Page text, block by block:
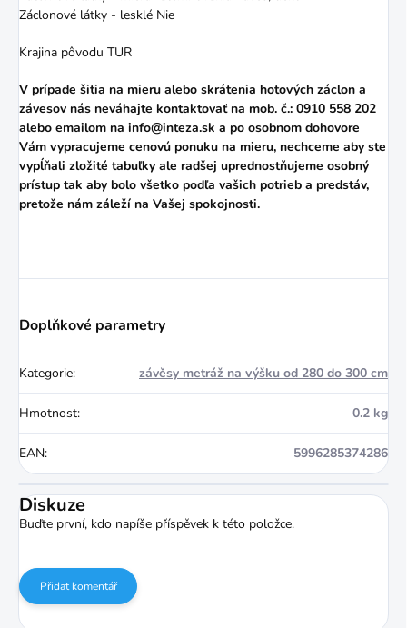
Záclonové látky - lesklé Nie
Krajina pôvodu TUR
V prípade šitia na mieru alebo skrátenia hotových záclon a
závesov nás neváhajte kontaktovať na mob. č.: 0910 558 202
alebo emailom na info@inteza.sk a po osobnom dohovore
Vám vypracujeme cenovú ponuku na mieru, nechceme aby ste
vypĺňali zložité tabuľky ale radšej uprednostňujeme osobný
prístup tak aby bolo všetko podľa vašich potrieb a predstáv,
pretože nám záleží na Vašej spokojnosti.
Doplňkové parametry
Kategorie: závěsy metráž na výšku od 280 do 300 cm
Hmotnost: 0.2 kg
EAN: 5996285374286
Diskuze
Buďte první, kdo napíše příspěvek k této položce.
Přidat komentář